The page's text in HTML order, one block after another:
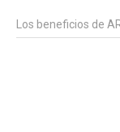
Los beneficios de